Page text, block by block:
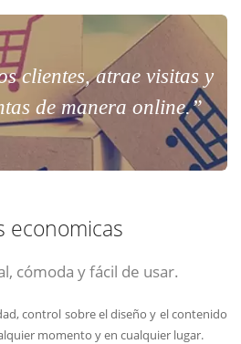
clientes, atrae visitas y
de manera online.”
economicas
cómoda y fácil de usar.
control sobre el diseño y el contenido
momento y en cualquier lugar.